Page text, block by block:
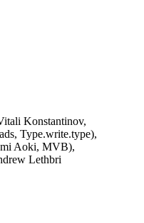
Konstantinov,
Type.write.type),
Aoki, MVB),
Lethbri